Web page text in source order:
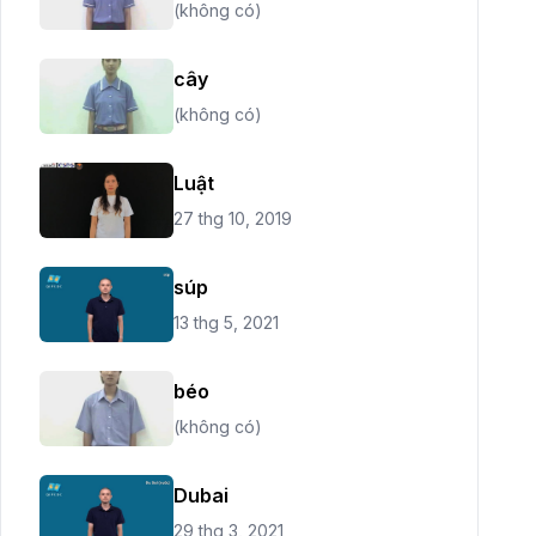
(không có)
cây
(không có)
Luật
27 thg 10, 2019
súp
13 thg 5, 2021
béo
(không có)
Dubai
29 thg 3, 2021